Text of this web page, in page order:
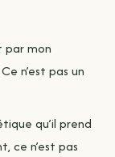
par mon
n’est pas un
qu’il prend
ce n’est pas